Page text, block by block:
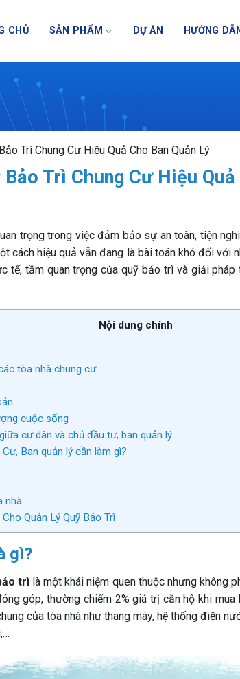
TẢNG QUẢN LÝ
CHỦ SẢN PHẨM DỰ ÁN HƯỚNG DẪN
Trì Chung Cư Hiệu Quả Cho Ban Quản Lý
Trì Chung Cư Hiệu Quả
trọng trong việc đảm bảo sự an toàn, tiện
cách hiệu quả vẫn đang là bài toán khó đối với
tế, tầm quan trọng của quỹ bảo trì và giải
Nội dung chính
tòa nhà chung cư
cuộc sống
cư dân và chủ đầu tư, ban quản lý
Ban quản lý cần làm gì?
nhà
Quản Lý Quỹ Bảo Trì
gì?
trìlà một khái niệm quen thuộc nhưng không
góp, thường chiếm 2% giá trị căn hộ khi
của tòa nhà như thang máy, hệ thống điện